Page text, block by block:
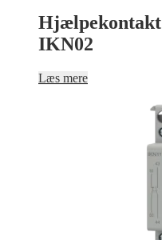
Hjælpekontakt
IKN02
Læs mere